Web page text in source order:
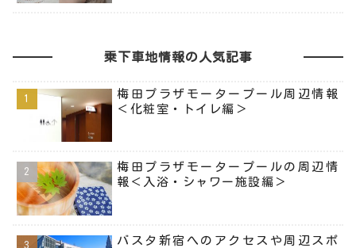
乗下車地情報の人気記事
梅田プラザモータープール周辺情報
＜化粧室・トイレ編＞
梅田プラザモータープールの周辺情
報＜入浴・シャワー施設編＞
バスタ新宿へのアクセスや周辺スポ